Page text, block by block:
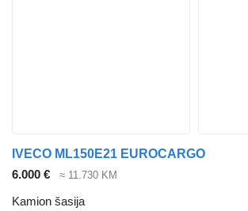
IVECO ML150E21 EUROCARGO
6.000 €
≈ 11.730 KM
Kamion šasija